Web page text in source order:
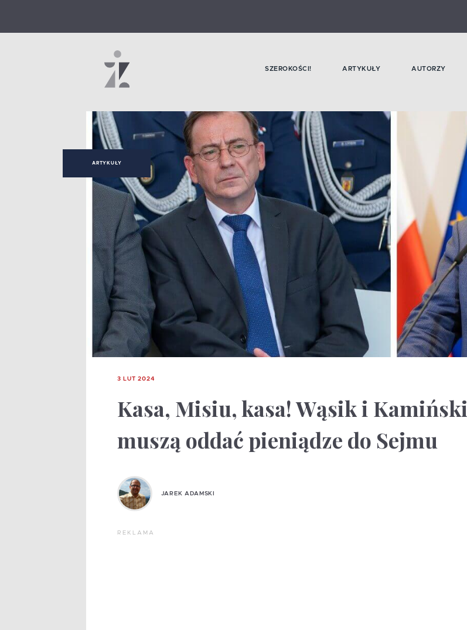
SZEROKOŚCI! ARTYKUŁY AUTORZY
ARTYKUŁY
3 LUT 2024
Kasa, Misiu, kasa! Wąsik i Kamiński
muszą oddać pieniądze do Sejmu
JAREK ADAMSKI
REKLAMA